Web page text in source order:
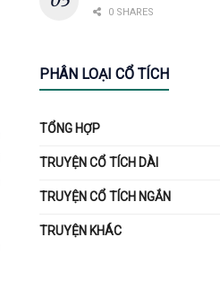
0 SHARES
PHÂN LOẠI CỔ TÍCH
TỔNG HỢP
TRUYỆN CỔ TÍCH DÀI
TRUYỆN CỔ TÍCH NGẮN
TRUYỆN KHÁC